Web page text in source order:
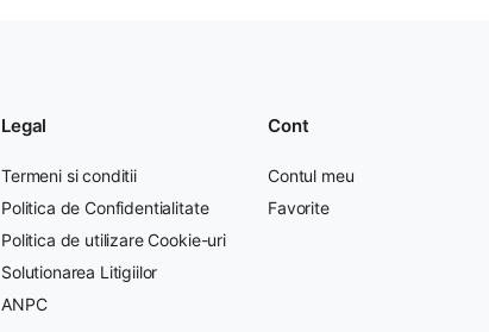
Legal
Termeni si conditii
Politica de Confidentialitate
Politica de utilizare Cookie-uri
Solutionarea Litigiilor
ANPC
Cont
Contul meu
Favorite